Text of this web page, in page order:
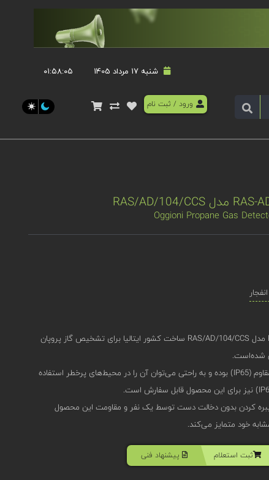
شنبه 17 مرداد 1405 ۰۱:۵۸:۰۵
ورود / ثبت نام
Oggioni Propane Gas
دتکتور گاز اوجیونی (Oggioni) RAS-AD مدل RAS/AD/104/CCS ساخت کشور ایتالیا برای تشخیص گاز پروپان
این محصول دارای بدنه‌‌ی آلومینیومی مقاوم (IP65) بوده و به راحتی می‌توان آن‌ را در محیط‌های پرخطر استفاده
کردن بدون دخالت دست توسط یک نفر و مقاومت این محصول
خود متمایز می‌کند.
ثبت استعلام پیشنهاد فنی